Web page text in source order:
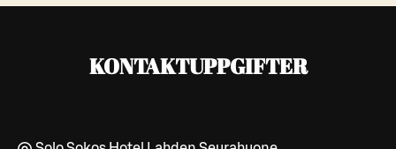
KONTAKTUPPGIFTER